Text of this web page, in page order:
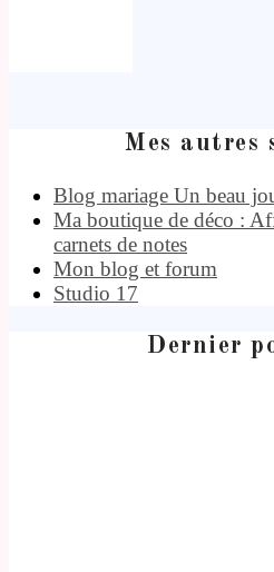
Mes autres
Blog mariage Un beau
Ma boutique de déco :
carnets de notes
Mon blog et forum
Studio 17
Dernier